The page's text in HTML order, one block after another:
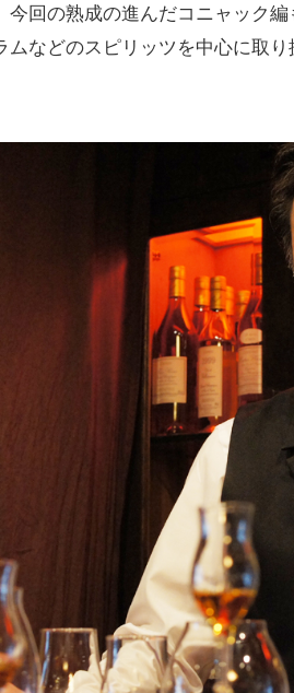
今回の熟成の進んだコニャック
ムなどのスピリッツを中心に取り